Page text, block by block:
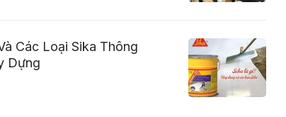
Các Loại Sika Thông
Dựng